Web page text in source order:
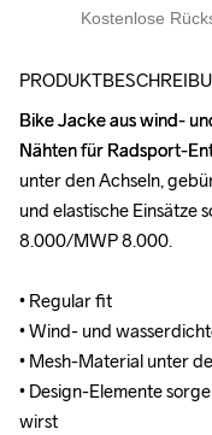
Kostenlose
Bike Jacke aus wind-
Nähten für Radsport-
unter den Achseln,
und elastische Einsätze
8.000/MWP 8.000.
• Regular fit
• Wind- und
• Mesh-Material unter
• Design-Elemente
wirst
Bike Jacke aus wind-
Nähten für Radsport-
unter den Achseln,
und elastische Einsätze
8.000/MWP 8.000.
• Regular fit
• Wind- und
• Mesh-Material unter
• Design-Elemente
wirst